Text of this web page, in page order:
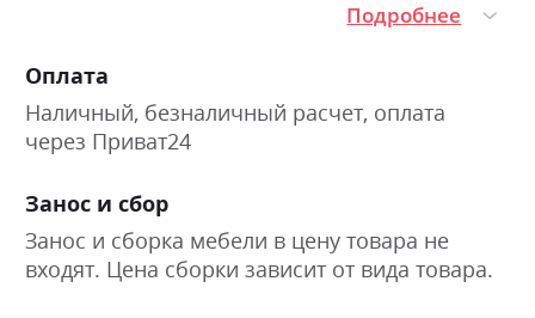
Подробнее
Оплата
Наличный, безналичный расчет, оплата
через Приват24
Занос и сбор
Занос и сборка мебели в цену товара не
входят. Цена сборки зависит от вида товара.